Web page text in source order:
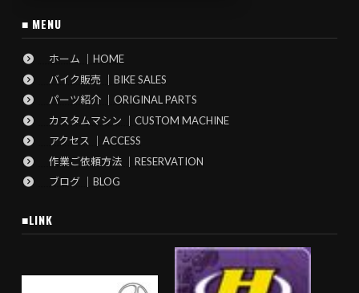
■ MENU
ホーム ｜HOME
バイク販売 ｜BIKE SALES
パーツ紹介 ｜ORIGINAL PARTS
カスタムマシン ｜CUSTOM MACHINE
アクセス ｜ACCESS
作業ご依頼方法 ｜RESERVATION
ブログ ｜BLOG
■LINK